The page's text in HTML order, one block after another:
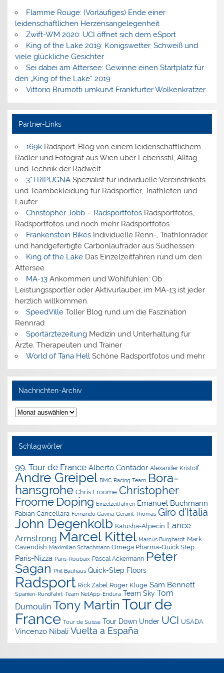
Flamme Rouge: (Vorläufiges) Ende einer
leidenschaftlichen Herzensangelegenheit
Zwift-WM 2020: UCI öffnet sich dem eSport
King of the Lake 2019: Königswetter, Schweiß und
viele glückliche Gesichter
Sei dabei am Attersee: Gewinne einen Startplatz für
den „King of the Lake“ 2019
Vittorio Brumotti umkurvt Frankfurter Wolkenkratzer
Partner-Links
169kRadsport-Blog von einem leidenschaftlichem
Radler und Fotograf aus Wien über Lebensstil, Alltag
und Technik der Radwelt
3*TRIPUGNASpezialist für individuelle Vereinstrikots
und Teambekleidung für Radsportler, Triathleten und
Läufer
Christopher Jobb – RadsportfotosRadsportfotos,
Radsportfotos und noch mehr Radsportfotos
Frankenstein BikesIndividuelle Renn-, Triathlonräder
und handgefertigte Carbonlaufräder aus Südhessen
King of the LakeDas Einzelzeitfahren rund um den
Attersee
MA-13Ankommen und Wohlfühlen: Ob
Leistungssportler oder Aktivurlauber, im MA-13 ist jeder
herzlich willkommen.
SpeedVilleToller Blog rund um die Faszination
Rennrad
SportärztezeitungMedizin und Unterhaltung für
Ärzte, Therapeuten und Trainer
World of Tana Hell Schöne Radsportfotos und mehr
Nachrichten-Archiv
Nachrichten-
Archiv
Schlagwörter
99. Tour de France Alberto Contador Alexander Kristoff
Andre Greipel BMC Racing Team Bora-
hansgrohe Chris Froome Christopher
Froome Doping Einzelzeitfahren Emanuel Buchmann
Fabian Cancellara Fernando Gaviria Geraint Thomas Giro d'Italia
John Degenkolb Katusha-Alpecin Lance
Armstrong Marcel Kittel Marcus Burghardt Mark
Cavendish Maximilian Schachmann Omega Pharma-Quick Step
Paris-Nizza Paris-Roubaix Pascal Ackermann Peter
Sagan Phil Bauhaus Quick-Step Floors
Radsport Rick Zabel Roger Kluge Sam Bennett
Spanien-Rundfahrt Team NetApp-Endura Team Sky Tom
Dumoulin Tony Martin Tour de
France Tour de Suisse Tour Down Under UCI USADA
Vincenzo Nibali Vuelta a España